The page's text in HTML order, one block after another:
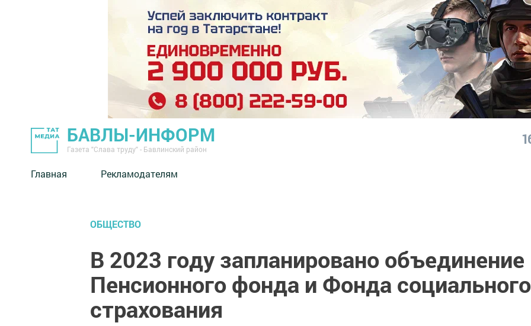
БАВЛЫ-ИНФОРМ
Газета "Слава труду" - Бавлинский район
Главная Рекламодателям
ОБЩЕСТВО
В 2023 году запланировано объединение
Пенсионного фонда и Фонда социального
страхования